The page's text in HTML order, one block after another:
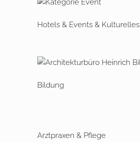
Hotels & Events & Kulturelles
Bildung
Arztpraxen & Pflege